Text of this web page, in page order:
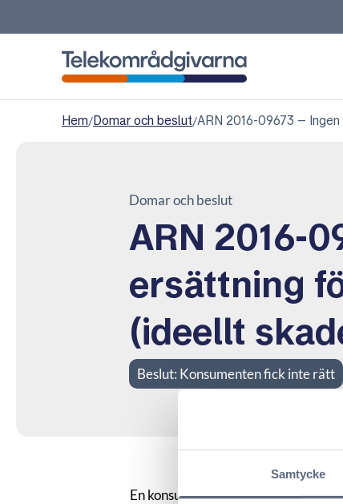
Samtycke
Hem/Domar och beslut/ARN 2016-09673 –
Domar och beslut
ARN 2016-
ersättning
(ideellt
Beslut: Konsumenten fick inte rätt
En konsument begärde ersättning